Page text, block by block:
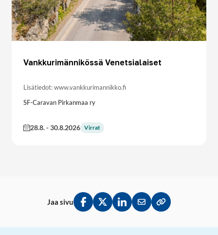
Vankkurimännikössä Venetsialaiset
Lisätiedot: www.vankkurimannikko.fi
SF-Caravan Pirkanmaa ry
28.8.-30.8.2026 Virrat
Jaa sivu
Jaa Facebookissa
Jaa Twitterissä
Jaa LinkedInissä
Jaa sähköpostitse
Kopioi linkki